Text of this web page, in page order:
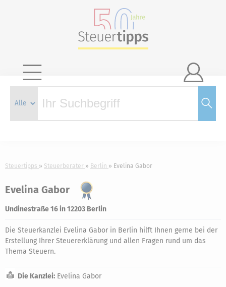

Steuertipps Steuerberater Berlin Evelina Gabor
Evelina Gabor
Undinestraße 16 in 12203 Berlin
Die Steuerkanzlei Evelina Gabor in Berlin hilft Ihnen gerne bei der
Erstellung Ihrer Steuererklärung und allen Fragen rund um das
Thema Steuern.
Die Kanzlei: Evelina Gabor